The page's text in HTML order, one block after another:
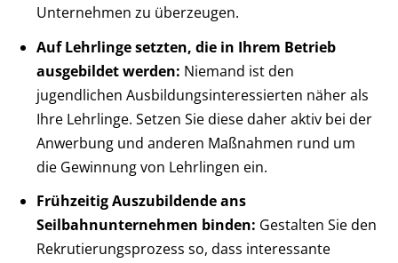
Unternehmen zu überzeugen.
Auf Lehrlinge setzten, die in Ihrem Betrieb
ausgebildet werden: Niemand ist den
jugendlichen Ausbildungsinteressierten näher als
Ihre Lehrlinge. Setzen Sie diese daher aktiv bei der
Anwerbung und anderen Maßnahmen rund um
die Gewinnung von Lehrlingen ein.
Frühzeitig Auszubildende ans
Seilbahnunternehmen binden: Gestalten Sie den
Rekrutierungsprozess so, dass interessante